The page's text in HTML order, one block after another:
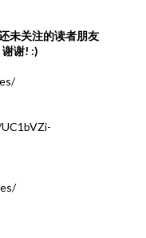
未关注的读者朋友
谢! :)